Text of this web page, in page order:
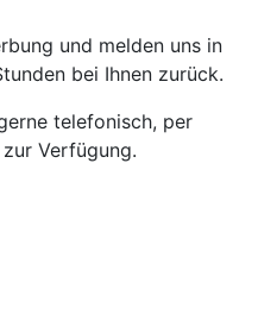
und melden uns in
bei Ihnen zurück.
telefonisch, per
Verfügung.